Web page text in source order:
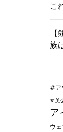
こ
族
#ア
#英
ア
ウ